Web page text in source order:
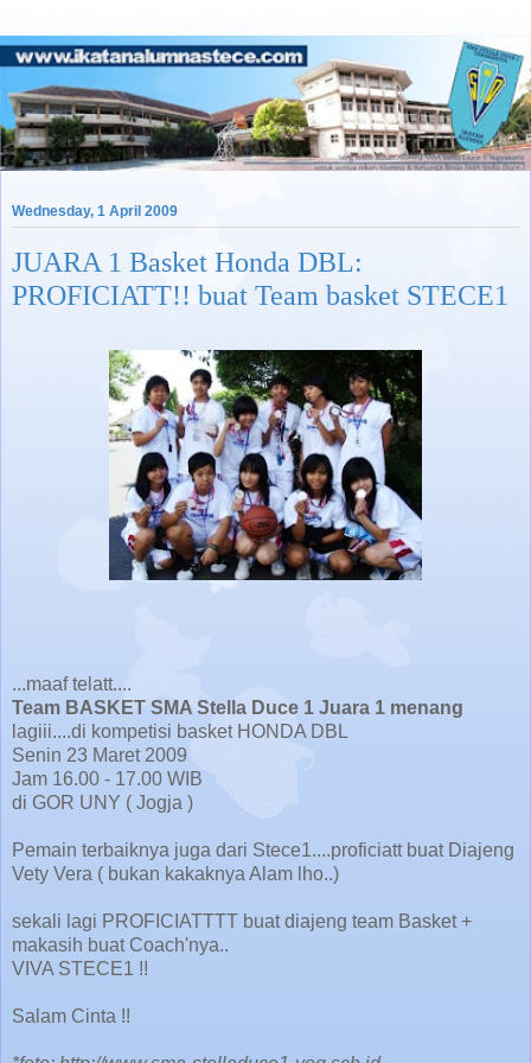
Wednesday, 1 April 2009
JUARA 1 Basket Honda DBL:
PROFICIATT!! buat Team basket STECE1
...maaf telatt....
Team BASKET SMA Stella Duce 1 Juara 1 menang
lagiii....di kompetisi basket HONDA DBL
Senin 23 Maret 2009
Jam 16.00 - 17.00 WIB
di GOR UNY ( Jogja )
Pemain terbaiknya juga dari Stece1....proficiatt buat Diajeng
Vety Vera ( bukan kakaknya Alam lho..)
sekali lagi PROFICIATTTT buat diajeng team Basket +
makasih buat Coach'nya..
VIVA STECE1 !!
Salam Cinta !!